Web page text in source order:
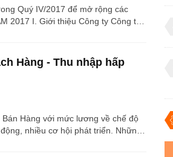
Quý IV/2017 để mở rộng các
2017 I. Giới thiệu Công ty Công ty
ty chuyên kinh doanh bán lẻ các
Hàng - Thu nhập hấp
Hàng với mức lương về chế độ
nhiều cơ hội phát triển. Những